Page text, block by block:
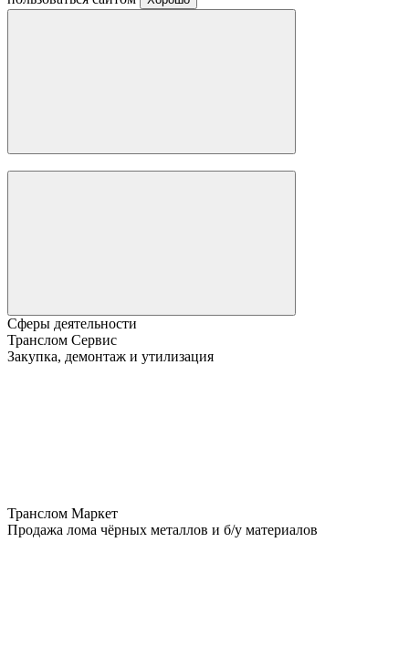
Сферы деятельности
Транслом Сервис
Закупка, демонтаж и утилизация
Транслом Маркет
Продажа лома чёрных металлов и б/у материалов